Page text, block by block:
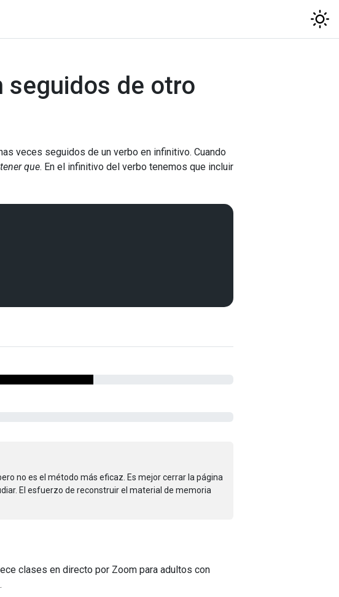
seguidos de otro
veces seguidos de un verbo en infinitivo. Cuando
tener que. En el infinitivo del verbo tenemos que incluir
no es el método más eficaz. Es mejor cerrar la página
El esfuerzo de reconstruir el material de memoria
clases en directo por Zoom para adultos con